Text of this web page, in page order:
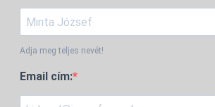
Adja meg teljes nevét!
Email cím: